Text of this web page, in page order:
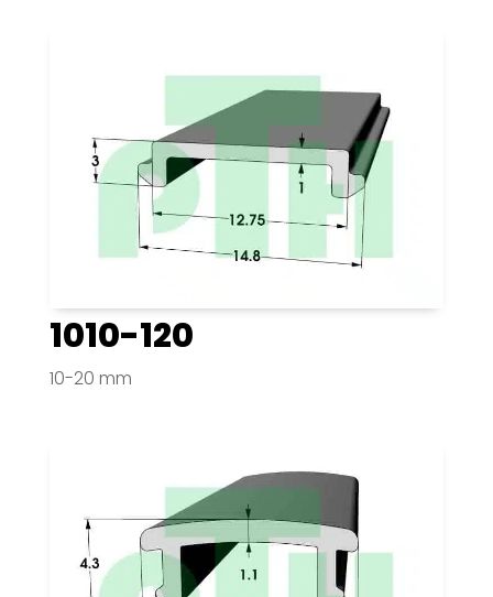
1010-120
10-20 mm